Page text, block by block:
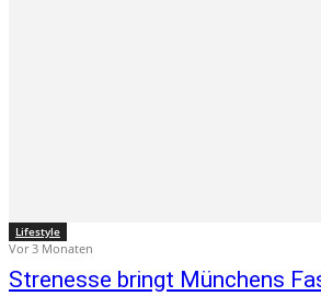
Lifestyle
Vor 3 Monaten
Strenesse bringt Münchens